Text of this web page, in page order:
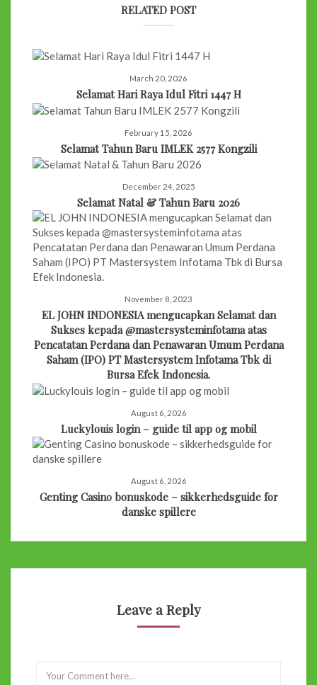
RELATED POST
March 20, 2026
Selamat Hari Raya Idul Fitri 1447 H
February 15, 2026
Selamat Tahun Baru IMLEK 2577 Kongzili
December 24, 2025
Selamat Natal & Tahun Baru 2026
November 8, 2023
EL JOHN INDONESIA mengucapkan Selamat dan
Sukses kepada @mastersysteminfotama atas
Pencatatan Perdana dan Penawaran Umum Perdana
Saham (IPO) PT Mastersystem Infotama Tbk di
Bursa Efek Indonesia.
August 6, 2026
Luckylouis login – guide til app og mobil
August 6, 2026
Genting Casino bonuskode – sikkerhedsguide for
danske spillere
Leave a Reply